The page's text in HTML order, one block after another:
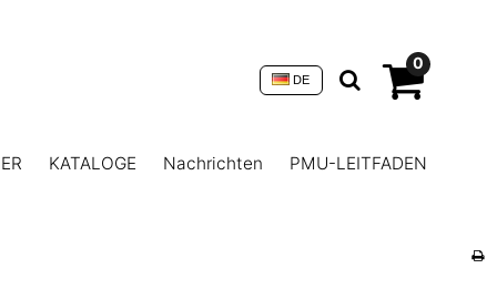
0
DE
KATALOGE Nachrichten
PMU-LEITFADEN